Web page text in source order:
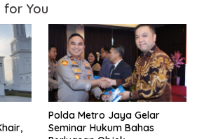
for You
Polda Metro Jaya Gelar
Seminar Hukum Bahas